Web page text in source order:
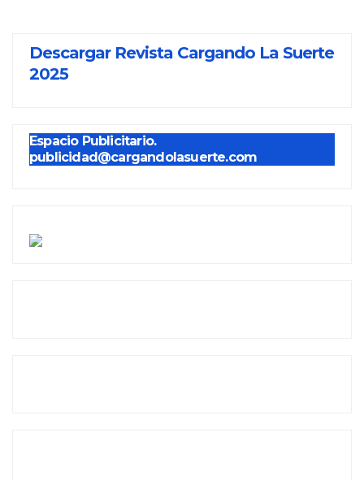
Descargar Revista Cargando La Suerte
2025
Espacio Publicitario.
publicidad@cargandolasuerte.com